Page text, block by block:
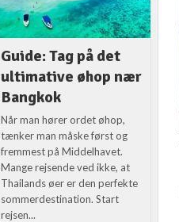
Guide: Tag på det
ultimative øhop nær
Bangkok
Når man hører ordet øhop,
tænker man måske først og
fremmest på Middelhavet.
Mange rejsende ved ikke, at
Thailands øer er den perfekte
sommerdestination. Start
rejsen...